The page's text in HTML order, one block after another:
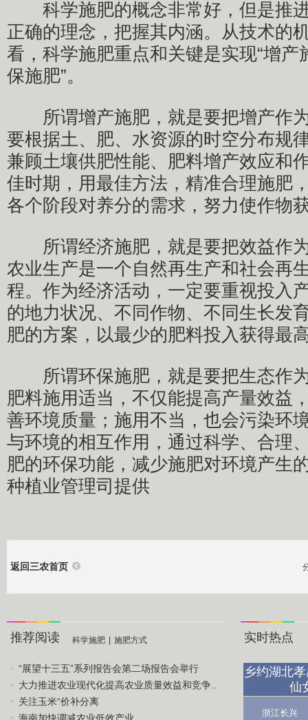
科学施肥的概念非常好，但是推
正确的理念，把握其内涵。从技术的
看，科学施肥重点和关键是实现“增产
保施肥”。
所谓增产施肥，就是要把增产作
要根据土、肥、水资源的时空分布规
兼顾土壤供肥性能、肥料增产效应和
佳时期，用最佳方法，精准合理施肥
各个阶段对养分的需求，努力使作物
所谓经济施肥，就是要把效益作
农业生产是一个自然再生产和社会再
程。作为经济活动，一定要重视投入
的地力状况、不同作物、不同生长发
肥的方案，以最少的肥料投入获得最
所谓环保施肥，就是要把生态作
肥料施用适当，不仅能提高产量效益
善环境质量；施用不当，也会污染环
与环境的相互作用，通过科学、合理
肥的环保功能，减少施肥对环境产生
种植业管理司提供
返回三农首页
推荐阅读 科学施肥 施肥方式
“展望十三五”系列报告会第二场报告会举行
大力推进农业现代化提高农业质量效益和竞争..
关注玉米“价补分离
实时热点
乡约湖北
仙
浙江长兴